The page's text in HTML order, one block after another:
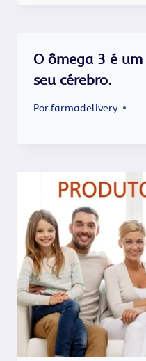
O ômega 3 é
seu cérebro.
Porfarmadelivery